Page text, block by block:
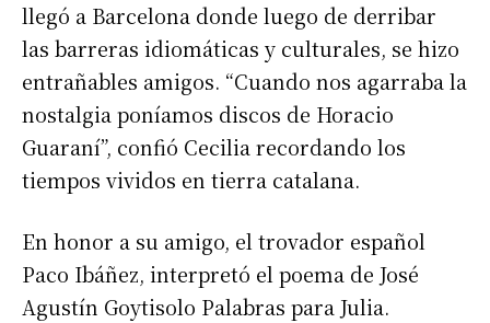
llegó a Barcelona donde luego de derribar
las barreras idiomáticas y culturales, se hizo
entrañables amigos. “Cuando nos agarraba la
nostalgia poníamos discos de Horacio
Guaraní”, confió Cecilia recordando los
tiempos vividos en tierra catalana.
En honor a su amigo, el trovador español
Paco Ibáñez, interpretó el poema de José
Agustín Goytisolo Palabras para Julia.